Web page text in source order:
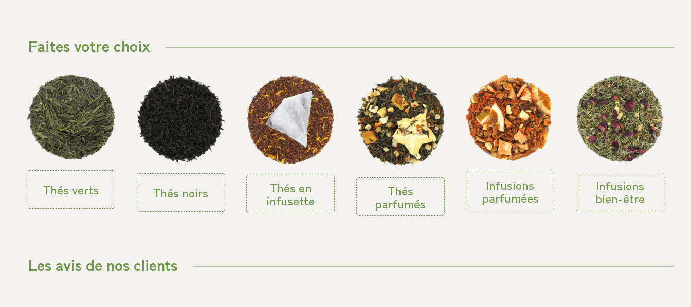
Faites votre choix
Thés verts Thés noirs Thés en
infusette
Thés
parfumés
Infusions
parfumées
Infusions
bien-être
Les avis de nos clients